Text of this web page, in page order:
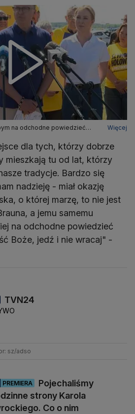
na odchodne powiedzieć
Więcej
dla tych, którzy dobrze
mieszkają tu od lat, którzy
tradycje. Bardzo się
nadzieję - miał okazję
o której marzę, to nie jest
a jemu samemu
na odchodne powiedzieć
Boże, jedź i nie wracaj" -
TVN24
sz/adso
PREMIERA
Pojechaliśmy
strony Karola
Co o nim